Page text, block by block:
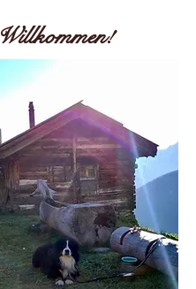
Willkommen!